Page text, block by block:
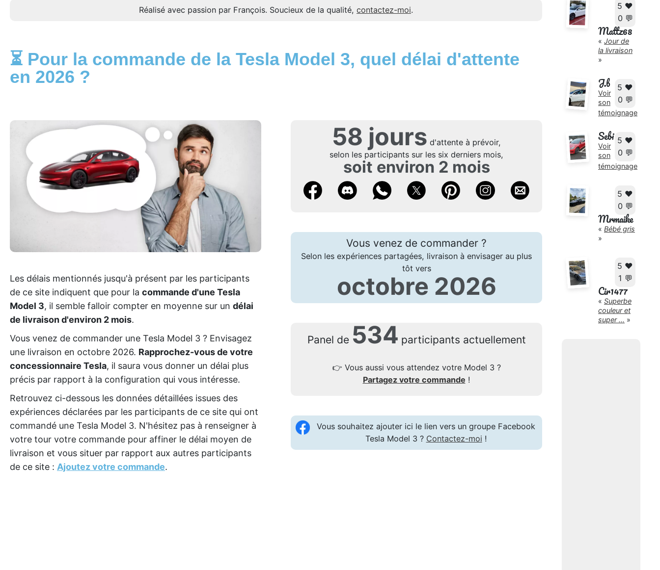
5 ❤️
0 💬
Mattz68
« Jour de
la livraison
»
5 ❤️
0 💬
J.b
Voir
son
témoignage
5 ❤️
0 💬
Sebi
Voir
son
témoignage
5 ❤️
0 💬
Mrmaike
« Bébé gris
»
5 ❤️
1 💬
Cir1477
« Superbe
couleur et
super ... »
Réalisé avec passion par François. Soucieux de la qualité, contactez-moi.
⏳ Pour la commande de la Tesla Model 3, quel délai d'attente
en 2026 ?
Les délais mentionnés jusqu'à présent par les participants
de ce site indiquent que pour la commande d'une Tesla
Model 3, il semble falloir compter en moyenne sur un délai
de livraison d'environ 2 mois.
Vous venez de commander une Tesla Model 3 ? Envisagez
une livraison en octobre 2026. Rapprochez-vous de votre
concessionnaire Tesla, il saura vous donner un délai plus
précis par rapport à la configuration qui vous intéresse.
Retrouvez ci-dessous les données détaillées issues des
expériences déclarées par les participants de ce site qui ont
commandé une Tesla Model 3. N'hésitez pas à renseigner à
votre tour votre commande pour affiner le délai moyen de
livraison et vous situer par rapport aux autres participants
de ce site : Ajoutez votre commande.
58 jours d'attente à prévoir,
selon les participants sur les six derniers mois,
soit environ 2 mois
Vous venez de commander ?
Selon les expériences partagées, livraison à envisager au plus
tôt vers
octobre 2026
Panel de 534 participants actuellement
👉 Vous aussi vous attendez votre Model 3 ?
Partagez votre commande !
Vous souhaitez ajouter ici le lien vers un groupe Facebook
Tesla Model 3 ? Contactez-moi !